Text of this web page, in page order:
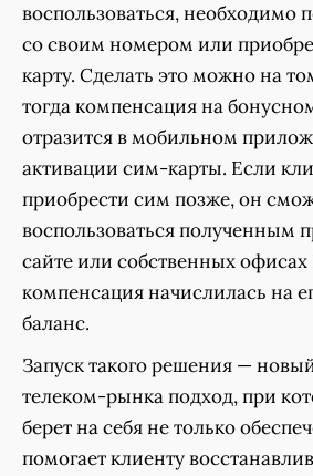
воспользоваться, необходимо
со своим номером или
карту. Сделать это можно на
тогда компенсация на
отразится в мобильном
активации сим-карты. Если
приобрести сим позже, он
воспользоваться полученным
сайте или собственных
компенсация начислилась на
баланс.
Запуск такого решения —
телеком-рынка подход, при
берет на себя не только
помогает клиенту